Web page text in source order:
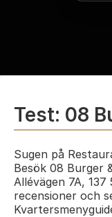
Test: 08
Sugen på
Besök 08 Burger
Allévägen 7A,
recensioner och